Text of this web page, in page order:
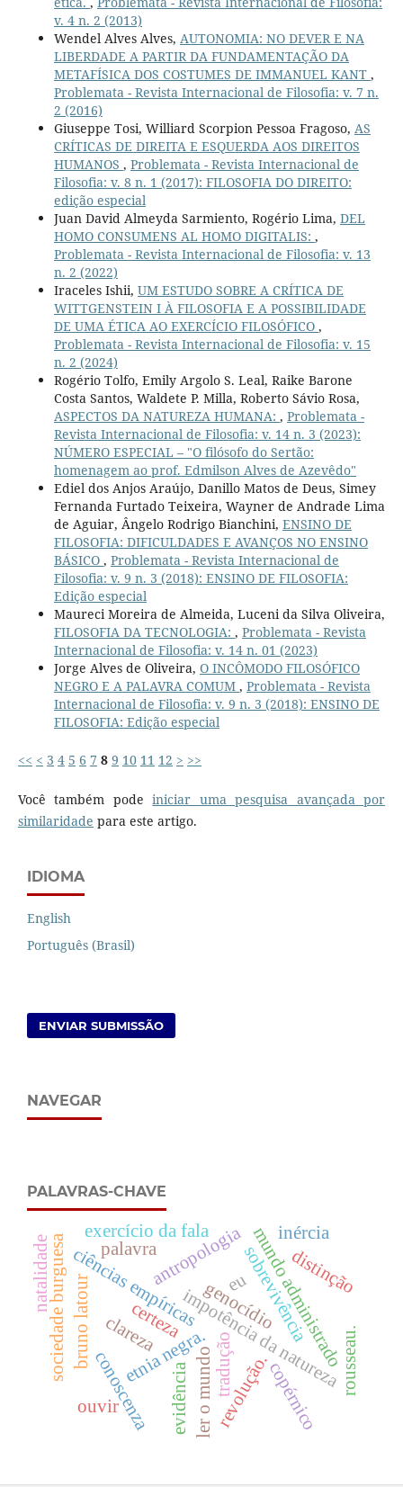
v. 4 n. 2 (2013)
Wendel Alves Alves, AUTONOMIA: NO DEVER E NA
LIBERDADE A PARTIR DA FUNDAMENTAÇÃO DA
METAFÍSICA DOS COSTUMES DE IMMANUEL KANT ,
Problemata - Revista Internacional de Filosofia: v. 7 n.
2 (2016)
Giuseppe Tosi, Williard Scorpion Pessoa Fragoso, AS
CRÍTICAS DE DIREITA E ESQUERDA AOS DIREITOS
HUMANOS , Problemata - Revista Internacional de
Filosofia: v. 8 n. 1 (2017): FILOSOFIA DO DIREITO:
edição especial
Juan David Almeyda Sarmiento, Rogério Lima, DEL
HOMO CONSUMENS AL HOMO DIGITALIS: ,
Problemata - Revista Internacional de Filosofia: v. 13
n. 2 (2022)
Iraceles Ishii, UM ESTUDO SOBRE A CRÍTICA DE
WITTGENSTEIN I À FILOSOFIA E A POSSIBILIDADE
DE UMA ÉTICA AO EXERCÍCIO FILOSÓFICO ,
Problemata - Revista Internacional de Filosofia: v. 15
n. 2 (2024)
Rogério Tolfo, Emily Argolo S. Leal, Raike Barone
Costa Santos, Waldete P. Milla, Roberto Sávio Rosa,
ASPECTOS DA NATUREZA HUMANA: , Problemata -
Revista Internacional de Filosofia: v. 14 n. 3 (2023):
NÚMERO ESPECIAL – "O filósofo do Sertão:
homenagem ao prof. Edmilson Alves de Azevêdo"
Ediel dos Anjos Araújo, Danillo Matos de Deus, Simey
Fernanda Furtado Teixeira, Wayner de Andrade Lima
de Aguiar, Ângelo Rodrigo Bianchini, ENSINO DE
FILOSOFIA: DIFICULDADES E AVANÇOS NO ENSINO
BÁSICO , Problemata - Revista Internacional de
Filosofia: v. 9 n. 3 (2018): ENSINO DE FILOSOFIA:
Edição especial
Maureci Moreira de Almeida, Luceni da Silva Oliveira,
FILOSOFIA DA TECNOLOGIA: , Problemata - Revista
Internacional de Filosofia: v. 14 n. 01 (2023)
Jorge Alves de Oliveira, O INCÔMODO FILOSÓFICO
NEGRO E A PALAVRA COMUM , Problemata - Revista
Internacional de Filosofia: v. 9 n. 3 (2018): ENSINO DE
FILOSOFIA: Edição especial
<< < 3 4 5 6 7 8 9 10 11 12 > >>
Você também podeiniciar uma pesquisa avançada por
similaridade para este artigo.
IDIOMA
English
Português (Brasil)
ENVIAR SUBMISSÃO
NAVEGAR
PALAVRAS-CHAVE
conoscenzaetnia negra.
evidência
impotência da natureza
ciências empíricas
sociedade burguesa mundo administrado
sobrevivência
genocídio
antropologia
tradução
bruno latour
exercício da fala
distinção
ler o mundo
palavra
revolução.copérnico rousseau.
clareza
certeza
inércia
ouvir
natalidade eu